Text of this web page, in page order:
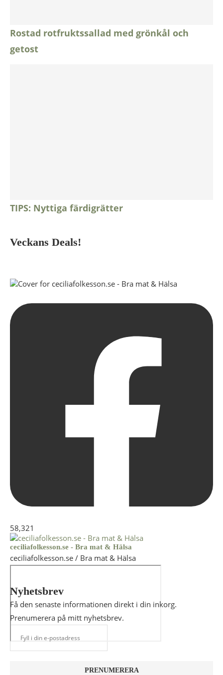
Rostad rotfruktssallad med grönkål och
getost
TIPS: Nyttiga färdigrätter
Veckans Deals!
58,321
ceciliafolkesson.se - Bra mat & Hälsa
ceciliafolkesson.se / Bra mat & Hälsa
Nyhetsbrev
Få den senaste informationen direkt i din inkorg.
Prenumerera på mitt nyhetsbrev.